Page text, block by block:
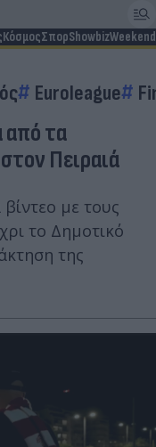
ΚόσμοςΣπορShowbizWeekend
Euroleague
από τα
Πειραιά
με τους
το Δημοτικό
της